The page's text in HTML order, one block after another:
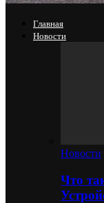
Главная
Новости
Новости
Что